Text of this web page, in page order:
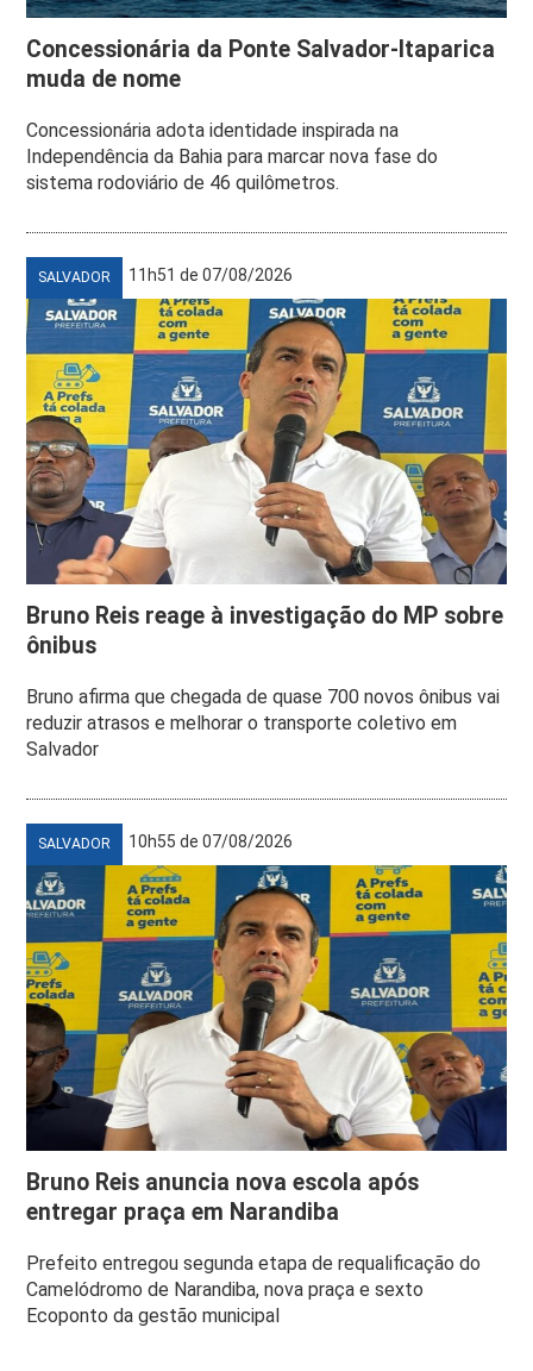
Concessionária da Ponte Salvador-Itaparica
muda de nome
Concessionária adota identidade inspirada na
Independência da Bahia para marcar nova fase do
sistema rodoviário de 46 quilômetros.
SALVADOR 11h51 de 07/08/2026
Bruno Reis reage à investigação do MP sobre
ônibus
Bruno afirma que chegada de quase 700 novos ônibus vai
reduzir atrasos e melhorar o transporte coletivo em
Salvador
SALVADOR 10h55 de 07/08/2026
Bruno Reis anuncia nova escola após
entregar praça em Narandiba
Prefeito entregou segunda etapa de requalificação do
Camelódromo de Narandiba, nova praça e sexto
Ecoponto da gestão municipal